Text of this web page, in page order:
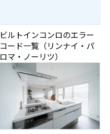
ビルトインコンロのエラー
コード一覧（リンナイ・パ
ロマ・ノーリツ）